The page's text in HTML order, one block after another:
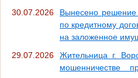
30.07.2026
Вынесено решение
по кредитному
на заложенное
29.07.2026
Жительница г.
мошенничестве